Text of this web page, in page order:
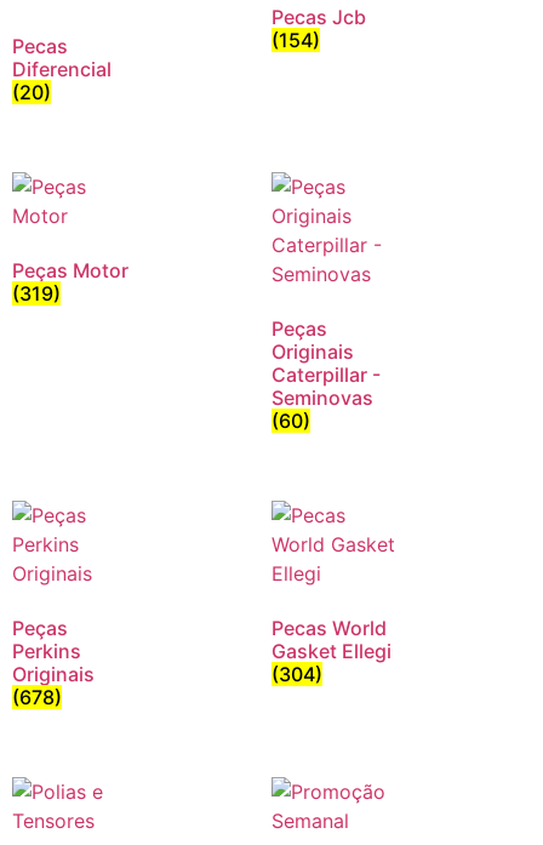
Pecas
Diferencial
(20)
Pecas Jcb
(154)
Peças Motor
(319)
Peças
Originais
Caterpillar -
Seminovas
(60)
Peças
Perkins
Originais
(678)
Pecas World
Gasket Ellegi
(304)